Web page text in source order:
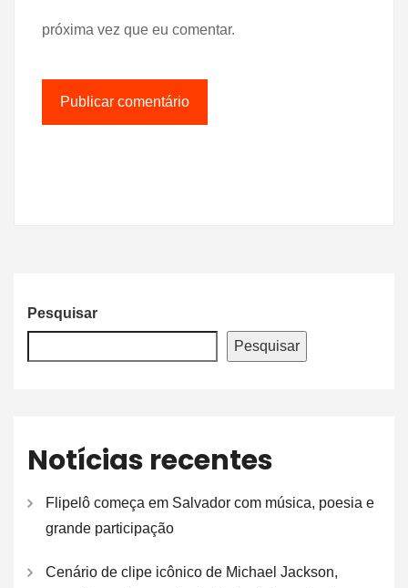
próxima vez que eu comentar.
Pesquisar
Pesquisar
Notícias recentes
Flipelô começa em Salvador com música, poesia e
grande participação
Cenário de clipe icônico de Michael Jackson,